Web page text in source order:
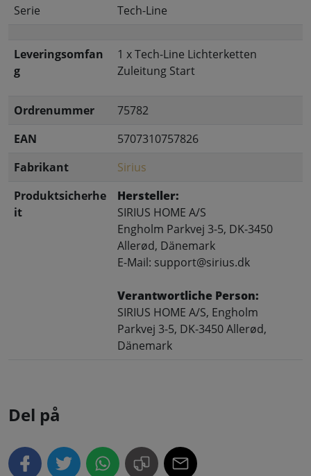
Serie
Tech-Line
Leveringsomfan
g
1 x Tech-Line Lichterketten
Zuleitung Start
Ordrenummer
75782
EAN
5707310757826
Fabrikant
Sirius
Produktsicherhe
it
Hersteller:
SIRIUS HOME A/S
Engholm Parkvej 3-5, DK-3450
Allerød, Dänemark
E-Mail: support@sirius.dk
Verantwortliche Person:
SIRIUS HOME A/S, Engholm
Parkvej 3-5, DK-3450 Allerød,
Dänemark
Del på